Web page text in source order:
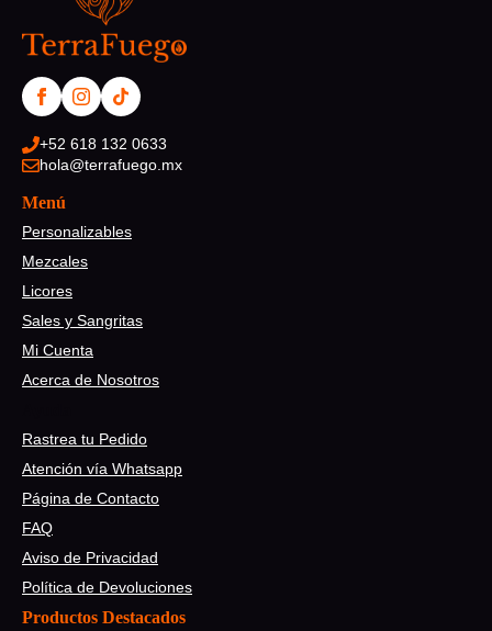
+52 618 132 0633
hola@terrafuego.mx
Menú
Personalizables
Mezcales
Licores
Sales y Sangritas
Mi Cuenta
Acerca de Nosotros
Rastrea tu Pedido
Atención vía Whatsapp
Página de Contacto
FAQ
Aviso de Privacidad
Política de Devoluciones
Productos Destacados